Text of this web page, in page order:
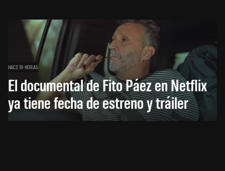
HACE 19 HORAS
El documental de Fito Páez en Netflix
ya tiene fecha de estreno y tráiler